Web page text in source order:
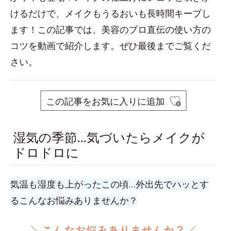
けるだけで、メイクもうるおいも長時間キープし
ます！この記事では、美容のプロ直伝の使い方の
コツを動画で紹介します。ぜひ最後までご覧くだ
さい。
この記事をお気に入りに追加
湿気の季節…気づいたらメイクが
ドロドロに
気温も湿度も上がったこの頃…外出先でハッとす
るこんなお悩みありませんか？